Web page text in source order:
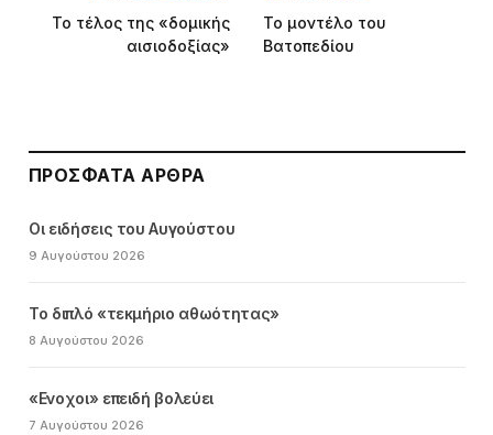
Το τέλος της «δομικής
αισιοδοξίας»
Το μοντέλο του
Βατοπεδίου
ΠΡΌΣΦΑΤΑ ΆΡΘΡΑ
Οι ειδήσεις του Αυγούστου
9 Αυγούστου 2026
Το διπλό «τεκμήριο αθωότητας»
8 Αυγούστου 2026
«Ενοχοι» επειδή βολεύει
7 Αυγούστου 2026